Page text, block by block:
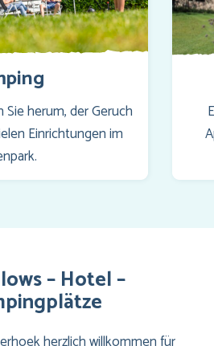
herum, der Geruch
Einrichtungen im
– Hotel –